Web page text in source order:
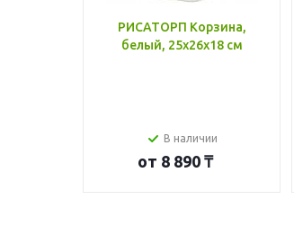
РИСАТОРП Корзина,
белый, 25x26x18 см
В наличии
от 8 890 ₸